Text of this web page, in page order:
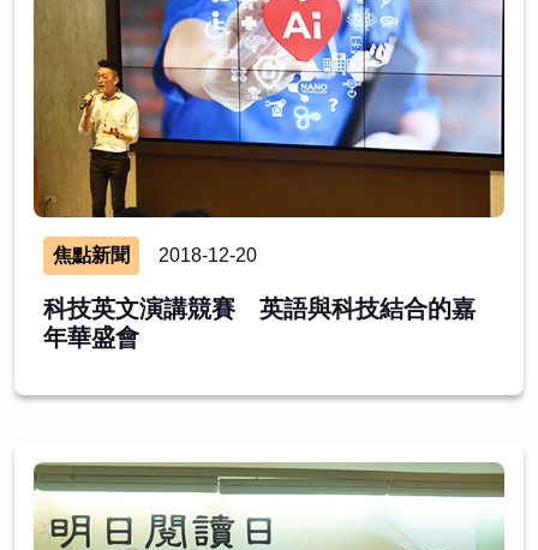
焦點新聞 2018-12-20
科技英文演講競賽 英語與科技結合的嘉
年華盛會